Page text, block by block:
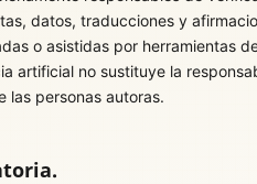
datos, traducciones y
o asistidas por herramientas
artificial no sustituye la
las personas autoras.